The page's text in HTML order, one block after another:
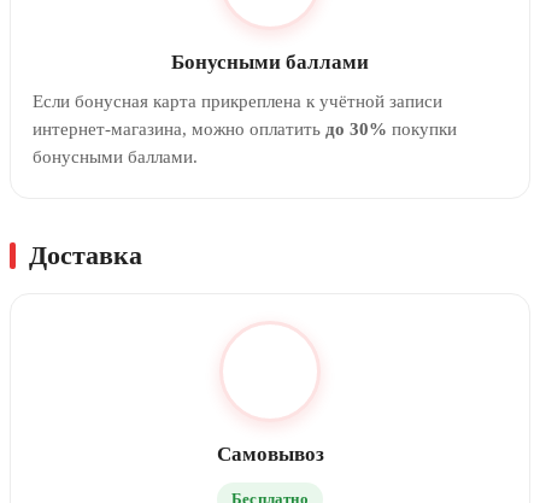
Бонусными баллами
Если бонусная карта прикреплена к учётной записи
интернет-магазина, можно оплатить до 30% покупки
бонусными баллами.
Доставка
Самовывоз
Бесплатно